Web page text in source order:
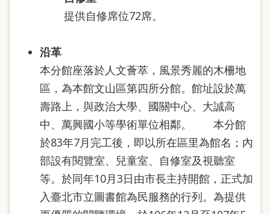
提供自修席位72席。
沿革
本分館座落於人文薈萃，風景秀麗的木柵地
區，為本館文山區第四所分館。館址設於萬
壽路上，與政治大學、國關中心、大誠高
中、萬興國小等學術單位相鄰。 本分館
於83年7月完工後，即以所在區里為館名；內
部設有閱覽室、兒童室、自修室及視聽室
等。於同年10月3日由市長主持開館，正式加
入臺北市立圖書館為民服務的行列。為提供